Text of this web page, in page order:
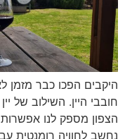
היקבים הפכו כבר מזמן
חובבי היין. השילוב של
הצפון מספק לנו אפשרות
נחשב לחוויה רומנטית